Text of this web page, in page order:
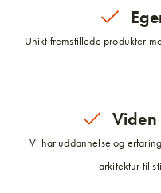
Unikt fremstillede produkter
Vi har uddannelse og
arkitektur til